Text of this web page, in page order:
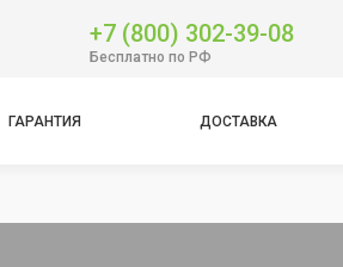
+7 (800) 302-39-08
Бесплатно по РФ
ГАРАНТИЯ ДОСТАВКА